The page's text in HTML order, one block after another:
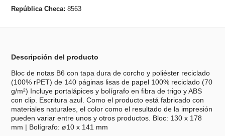
República Checa: 8563
Descripción del producto
Bloc de notas B6 con tapa dura de corcho y poliéster reciclado
(100% rPET) de 140 páginas lisas de papel 100% reciclado (70
g/m²) Incluye portalápices y bolígrafo en fibra de trigo y ABS
con clip. Escritura azul. Como el producto está fabricado con
materiales naturales, el color como el resultado de la impresión
pueden variar entre unos y otros productos. Bloc: 130 x 178
mm | Bolígrafo: ø10 x 141 mm